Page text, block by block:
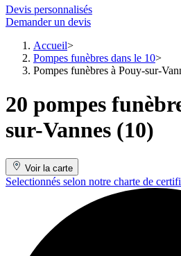
Devis personnalisés
Demander un devis
Accueil
Pompes funèbres dans le 10
Pompes funèbres à Pouy-sur-
20 pompes
sur-Vannes (10)
Voir la carte
Selectionnés selon notre charte de